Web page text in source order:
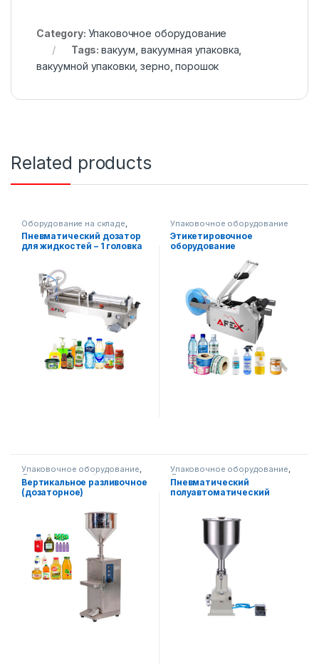
Category: Упаковочное оборудование
Tags:вакуум вакуумная упаковка
вакуумной упаковки ,зерно ,порошок
Related products
Оборудование на складе
Упаковочное оборудование
Диспенсерное оборудование
Пневматический дозатор
для жидкостей – 1 головка
Упаковочное оборудование
Этикетировочное
оборудование
Упаковочное оборудование,
Диспенсерное оборудование
Вертикальное разливочное
(дозаторное)
Упаковочное оборудование,
Диспенсерное оборудование
Пневматический
полуавтоматический